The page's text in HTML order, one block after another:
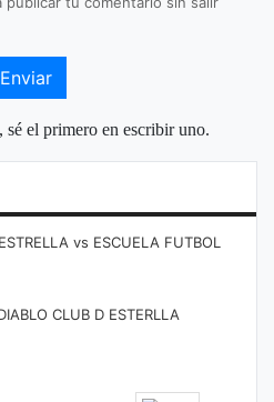
Enviar
el primero en escribir uno.
vs ESCUELA FUTBOL
CLUB D ESTERLLA